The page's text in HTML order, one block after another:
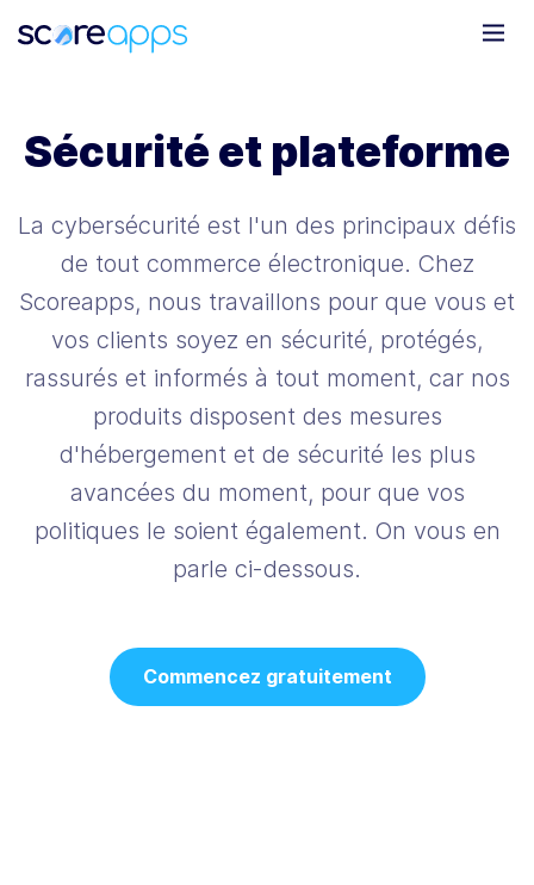
Sécurité et plateforme
La cybersécurité est l'un des principaux défis
de tout commerce électronique. Chez
Scoreapps, nous travaillons pour que vous et
vos clients soyez en sécurité, protégés,
rassurés et informés à tout moment, car nos
produits disposent des mesures
d'hébergement et de sécurité les plus
avancées du moment, pour que vos
politiques le soient également. On vous en
parle ci-dessous.
Commencez gratuitement